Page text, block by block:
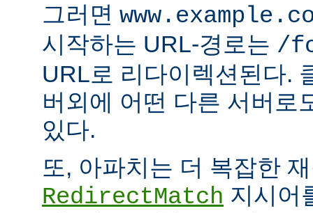
그러면
시작하는 URL-경로는 /
URL로 리다이렉션된다.
버외에 어떤 다른 서버로
있다.
또, 아파치는 더 복잡한
RedirectMatch 지시어